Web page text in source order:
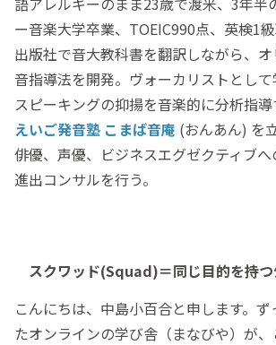
ー音楽大学卒業、TOEIC990点、英検1
出版社で音大教科書を翻訳しながら、
音指導法を開発。ヴォーカリストとし
スピーキングの抑揚を音楽的に分析指
えいご発音塾 こまば音庵 (おんあん) を
俳優、声優、ビジネスエグゼクティブ
進出コンサルを行う。
スクワッド(Squad)＝同じ目的を持
こんにちは、中島小百合と申します。
たオンラインの学び舎（まなびや）が、